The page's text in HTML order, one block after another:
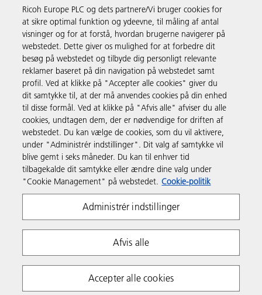
Forretningsløsninger
Produkter og services
Support & Kontakt
Ressourcer
Følg os
Fortrolighedserklæring
Anvendelsesvilkår
Whistleblowing Policy
Ricoh Europe PLC og dets partnere/Vi bruger cookies for
at sikre optimal funktion og ydeevne, til måling af antal
visninger og for at forstå, hvordan brugerne navigerer på
webstedet. Dette giver os mulighed for at forbedre dit
besøg på webstedet og tilbyde dig personligt relevante
reklamer baseret på din navigation på webstedet samt
profil. Ved at klikke på "Accepter alle cookies" giver du
dit samtykke til, at der må anvendes cookies på din enhed
til disse formål. Ved at klikke på "Afvis alle" afviser du alle
cookies, undtagen dem, der er nødvendige for driften af
webstedet. Du kan vælge de cookies, som du vil aktivere,
under "Administrér indstillinger". Dit valg af samtykke vil
blive gemt i seks måneder. Du kan til enhver tid
tilbagekalde dit samtykke eller ændre dine valg under
"Cookie Management" på webstedet. Cookie-politik
Administrér indstillinger
Afvis alle
Accepter alle cookies